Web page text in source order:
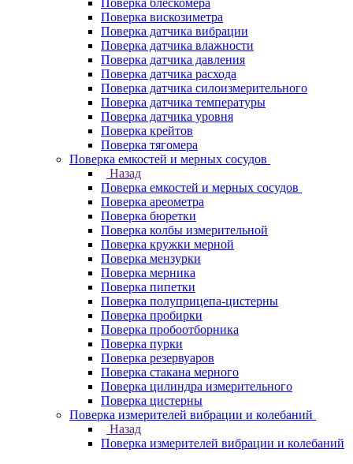
Поверка блескомера
Поверка вискозиметра
Поверка датчика вибрации
Поверка датчика влажности
Поверка датчика давления
Поверка датчика расхода
Поверка датчика силоизмерительного
Поверка датчика температуры
Поверка датчика уровня
Поверка крейтов
Поверка тягомера
Поверка емкостей и мерных сосудов
Назад
Поверка емкостей и мерных сосудов
Поверка ареометра
Поверка бюретки
Поверка колбы измерительной
Поверка кружки мерной
Поверка мензурки
Поверка мерника
Поверка пипетки
Поверка полуприцепа-цистерны
Поверка пробирки
Поверка пробоотборника
Поверка пурки
Поверка резервуаров
Поверка стакана мерного
Поверка цилиндра измерительного
Поверка цистерны
Поверка измерителей вибрации и колебаний
Назад
Поверка измерителей вибрации и колебаний